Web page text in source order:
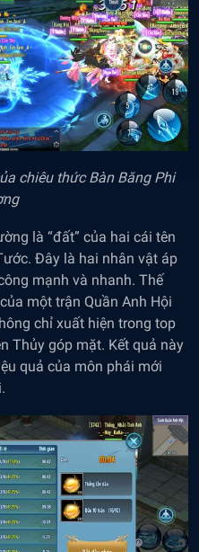
chiêu thức Bàn Băng Phi
là “đất” của hai cái tên
Đây là hai nhân vật áp
mạnh và nhanh. Thế
một trận Quần Anh Hội
chỉ xuất hiện trong top
Thủy góp mặt. Kết quả này
quả của môn phái mới